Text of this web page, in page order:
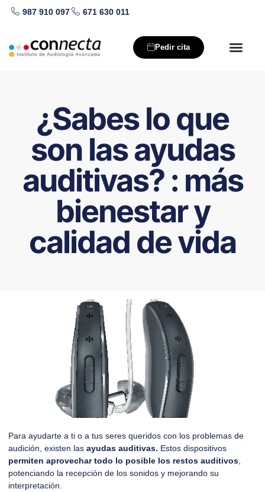
al
contenido
987 910 097 671 630 011
Pedir cita
¿Sabes lo que
son las ayudas
auditivas? : más
bienestar y
calidad de vida
Para ayudarte a ti o a tus seres queridos con los problemas de
audición, existen las ayudas auditivas. Estos dispositivos
permiten aprovechar todo lo posible los restos auditivos
potenciando la recepción de los sonidos y mejorando su
interpretación.